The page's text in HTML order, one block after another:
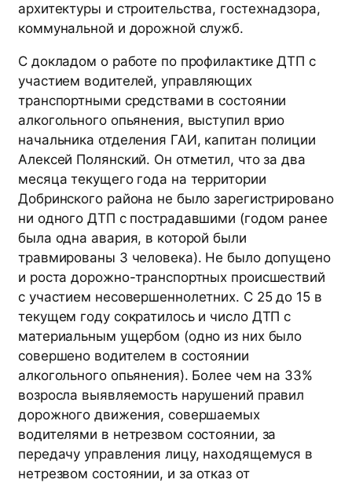
архитектуры и строительства, гостехнадзора,
коммунальной и дорожной служб.
С докладом о работе по профилактике ДТП с
участием водителей, управляющих
транспортными средствами в состоянии
алкогольного опьянения, выступил врио
начальника отделения ГАИ, капитан полиции
Алексей Полянский. Он отметил, что за два
месяца текущего года на территории
Добринского района не было зарегистрировано
ни одного ДТП с пострадавшими (годом ранее
была одна авария, в которой были
травмированы 3 человека). Не было допущено
и роста дорожно-транспортных происшествий
с участием несовершеннолетних. С 25 до 15 в
текущем году сократилось и число ДТП с
материальным ущербом (одно из них было
совершено водителем в состоянии
алкогольного опьянения). Более чем на 33%
возросла выявляемость нарушений правил
дорожного движения, совершаемых
водителями в нетрезвом состоянии, за
передачу управления лицу, находящемуся в
нетрезвом состоянии, и за отказ от